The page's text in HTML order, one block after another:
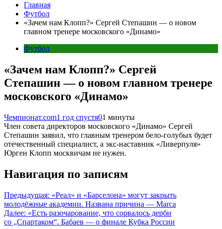
Главная
Футбол
«Зачем нам Клопп?» Сергей Степашин — о новом
главном тренере московского «Динамо»
Футбол
«Зачем нам Клопп?» Сергей
Степашин — о новом главном тренере
московского «Динамо»
Чемпионат.com1 год спустя01 минуты
Член совета директоров московского «Динамо» Сергей
Степашин заявил, что главным тренером бело-голубых будет
отечественный специалист, а экс-наставник «Ливерпуля»
Юрген Клопп москвичам не нужен.
Навигация по записям
Предыдущая: «Реал» и «Барселона» могут закрыть
молодёжные академии. Названа причина — Marca
Далее: «Есть разочарование, что сорвалось дерби
со „Спартаком“. Бабаев — о финале Кубка России